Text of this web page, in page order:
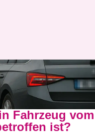
Fahrzeug vom
ist?